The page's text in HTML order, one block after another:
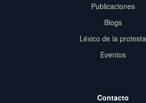
Publicaciones
Blogs
Léxico de la protesta
Eventos
Contacto